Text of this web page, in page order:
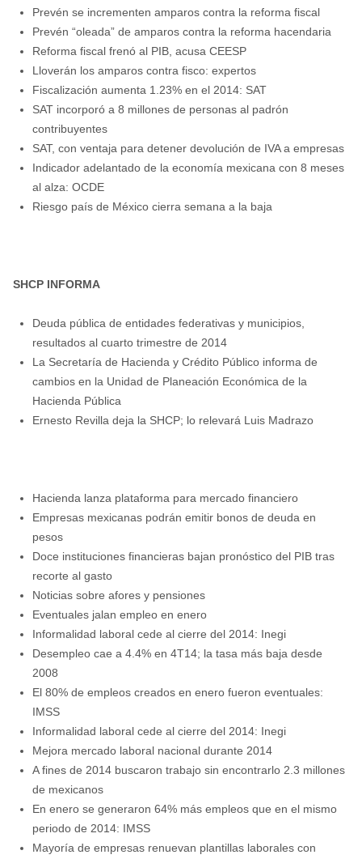
Prevén se incrementen amparos contra la reforma fiscal
Prevén “oleada” de amparos contra la reforma hacendaria
Reforma fiscal frenó al PIB, acusa CEESP
Lloverán los amparos contra fisco: expertos
Fiscalización aumenta 1.23% en el 2014: SAT
SAT incorporó a 8 millones de personas al padrón
contribuyentes
SAT, con ventaja para detener devolución de IVA a empresas
Indicador adelantado de la economía mexicana con 8 meses
al alza: OCDE
Riesgo país de México cierra semana a la baja
SHCP INFORMA
Deuda pública de entidades federativas y municipios,
resultados al cuarto trimestre de 2014
La Secretaría de Hacienda y Crédito Público informa de
cambios en la Unidad de Planeación Económica de la
Hacienda Pública
Ernesto Revilla deja la SHCP; lo relevará Luis Madrazo
Hacienda lanza plataforma para mercado financiero
Empresas mexicanas podrán emitir bonos de deuda en
pesos
Doce instituciones financieras bajan pronóstico del PIB tras
recorte al gasto
Noticias sobre afores y pensiones
Eventuales jalan empleo en enero
Informalidad laboral cede al cierre del 2014: Inegi
Desempleo cae a 4.4% en 4T14; la tasa más baja desde
2008
El 80% de empleos creados en enero fueron eventuales:
IMSS
Informalidad laboral cede al cierre del 2014: Inegi
Mejora mercado laboral nacional durante 2014
A fines de 2014 buscaron trabajo sin encontrarlo 2.3 millones
de mexicanos
En enero se generaron 64% más empleos que en el mismo
periodo de 2014: IMSS
Mayoría de empresas renuevan plantillas laborales con